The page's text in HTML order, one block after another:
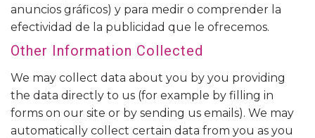
anuncios gráficos) y para medir o comprender la
efectividad de la publicidad que le ofrecemos.
Other Information Collected
We may collect data about you by you providing
the data directly to us (for example by filling in
forms on our site or by sending us emails). We may
automatically collect certain data from you as you